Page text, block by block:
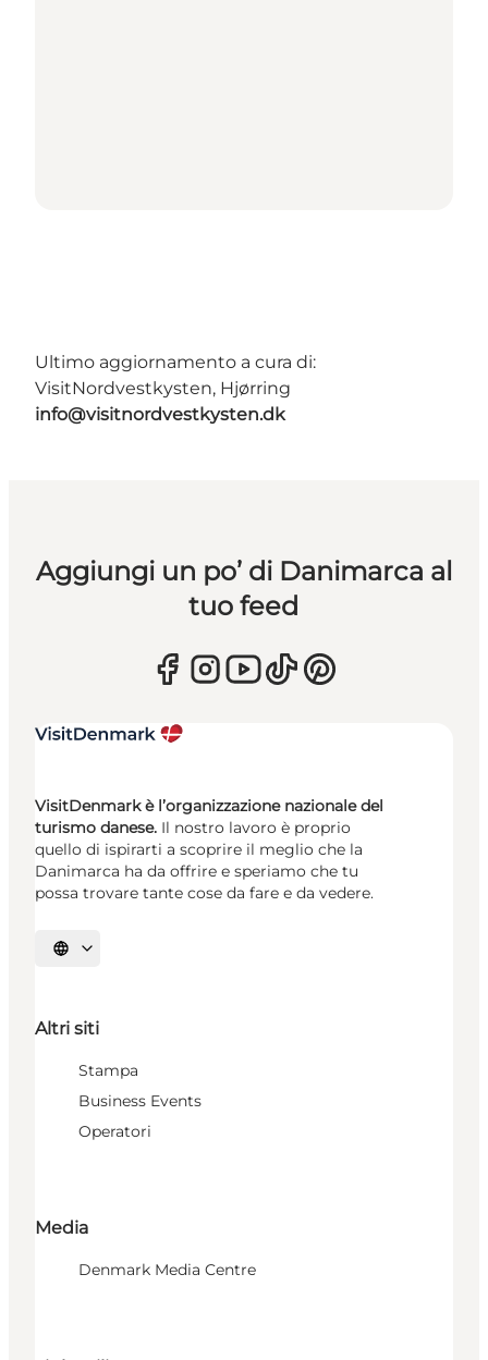
Ultimo aggiornamento a cura di:
VisitNordvestkysten, Hjørring
info@visitnordvestkysten.dk
Aggiungi un po’ di Danimarca al
tuo feed
VisitDenmark è l’organizzazione nazionale del
turismo danese. Il nostro lavoro è proprio
quello di ispirarti a scoprire il meglio che la
Danimarca ha da offrire e speriamo che tu
possa trovare tante cose da fare e da vedere.
Seleziona la lingua
Altri siti
Stampa
Business Events
Operatori
Media
Denmark Media Centre